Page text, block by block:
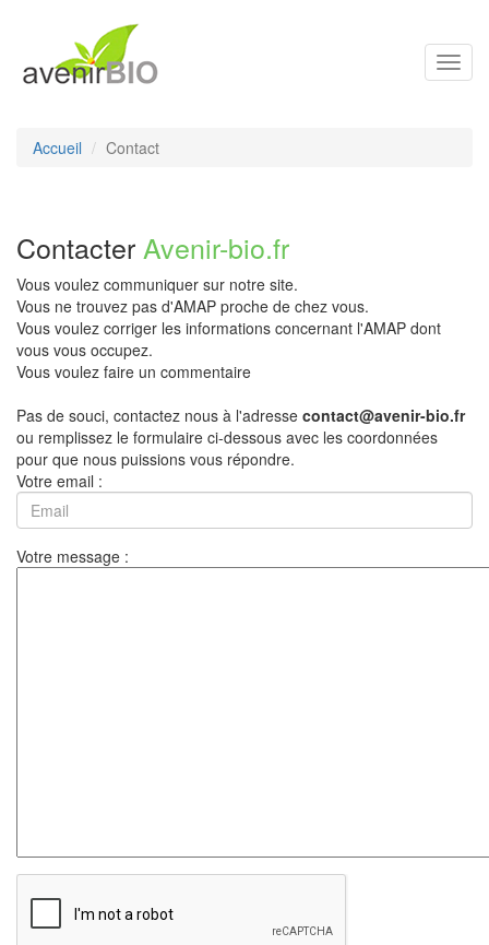
Accueil Contact
Contacter Avenir-bio.fr
Vous voulez communiquer sur notre site.
Vous ne trouvez pas d'AMAP proche de chez vous.
Vous voulez corriger les informations concernant l'AMAP dont
vous vous occupez.
Vous voulez faire un commentaire
Pas de souci, contactez nous à l'adresse contact@avenir-bio.fr
ou remplissez le formulaire ci-dessous avec les coordonnées
pour que nous puissions vous répondre.
Votre email :
Votre message :